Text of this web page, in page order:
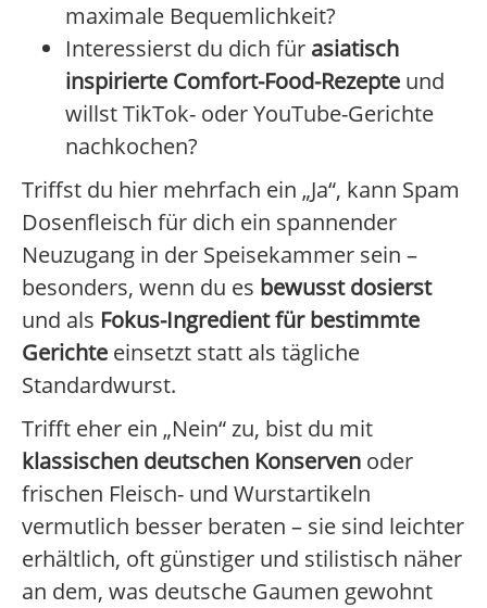
maximale Bequemlichkeit?
Interessierst du dich für asiatisch
inspirierte Comfort-Food-Rezepte und
willst TikTok- oder YouTube-Gerichte
nachkochen?
Triffst du hier mehrfach ein „Ja“, kann Spam
Dosenfleisch für dich ein spannender
Neuzugang in der Speisekammer sein –
besonders, wenn du es bewusst dosierst
und als Fokus-Ingredient für bestimmte
Gerichte einsetzt statt als tägliche
Standardwurst.
Trifft eher ein „Nein“ zu, bist du mit
klassischen deutschen Konserven oder
frischen Fleisch- und Wurstartikeln
vermutlich besser beraten – sie sind leichter
erhältlich, oft günstiger und stilistisch näher
an dem, was deutsche Gaumen gewohnt